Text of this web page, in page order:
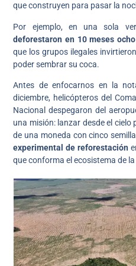
que construyen para pasar la
Por ejemplo, en una sola
deforestaron en 10 meses
que los grupos ilegales
poder sembrar su coca.
Antes de enfocarnos en la
diciembre, helicópteros del
Nacional despegaron del
una misión: lanzar desde el
de una moneda con cinco
experimental de reforestación
que conforma el ecosistema de